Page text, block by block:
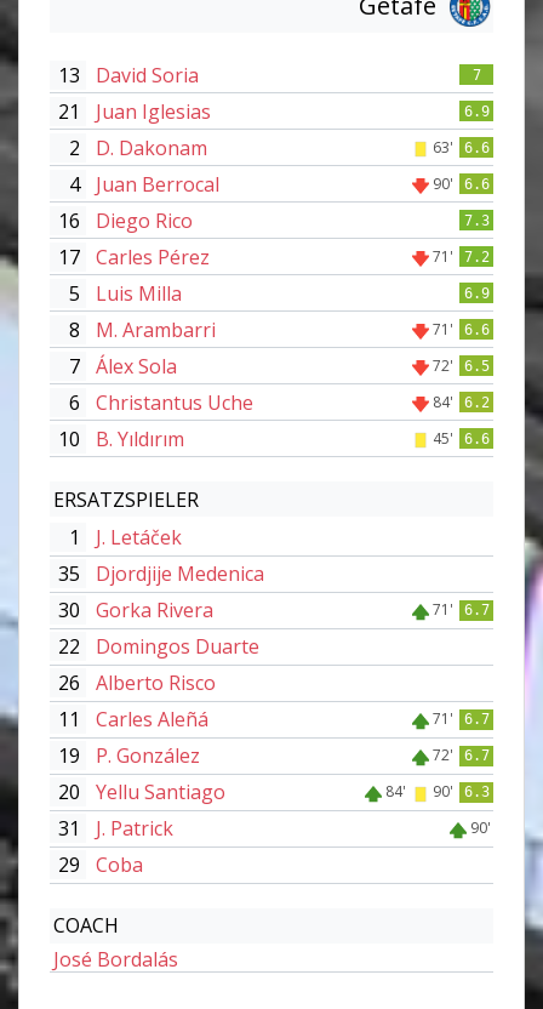
13 David Soria 7
21 Juan Iglesias 6.9
2 D. Dakonam 63' 6.6
4 Juan Berrocal 90' 6.6
16 Diego Rico 7.3
17 Carles Pérez 71' 7.2
5 Luis Milla 6.9
8 M. Arambarri 71' 6.6
7 Álex Sola 72' 6.5
6 Christantus Uche 84' 6.2
10 B. Yıldırım 45' 6.6
ERSATZSPIELER
1
J. Letáček
35
Djordjije Medenica
30
Gorka Rivera 71' 6.7
22
Domingos Duarte
26
Alberto Risco
11
Carles Aleñá 71' 6.7
19 P. González 72' 6.7
20 Yellu Santiago 84' 90' 6.3
31 J. Patrick 90'
29 Coba
COACH
José Bordalás